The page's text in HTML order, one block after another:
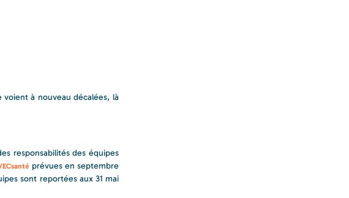
à nouveau décalées, là
responsabilités des équipes
prévues en septembre
sont reportées aux 31 mai